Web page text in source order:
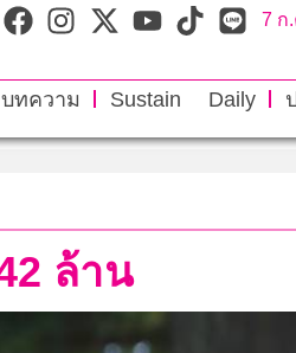
7 ก
บทความ Sustain Daily
ล้าน